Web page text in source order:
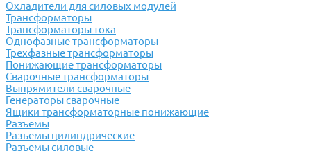
Охладители для силовых модулей
Трансформаторы
Трансформаторы тока
Однофазные трансформаторы
Трехфазные трансформаторы
Понижающие трансформаторы
Сварочные трансформаторы
Выпрямители сварочные
Генераторы сварочные
Ящики трансформаторные понижающие
Разъемы
Разъемы цилиндрические
Разъемы силовые